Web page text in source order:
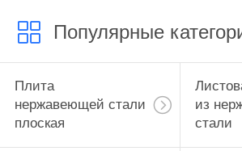
Популярные
Плита
нержавеющей стали
плоская
из
стали